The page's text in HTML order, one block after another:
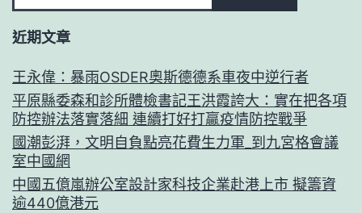
近期文章
王永偉：暴雨OSDER奧斯德德系車夜中逆行者
平原縣委森和診所體檢書記王洪霞誇大：實在把各項
防控辦法落實落細 連續打好打贏疫情防控戰爭
國潮彭湃，文明自負點亮花費生力軍_到九宮格會議
室中國網
中國五億嵐辦公室設計家科技企業赴港上市 擬籌資
逾440億港元